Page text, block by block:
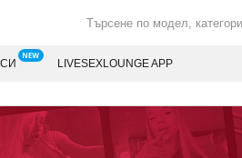
LIVESEXLOUNGE APP